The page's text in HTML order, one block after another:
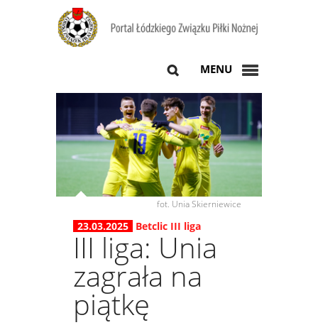
MENU
fot. Unia Skierniewice
23.03.2025 Betclic III liga
III liga: Unia
zagrała na
piątkę